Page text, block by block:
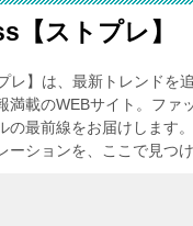
【ストプレ】
レ】は、最新トレンドを
満載のWEBサイト。ファ
の最前線をお届けします
ーションを、ここで見つけ